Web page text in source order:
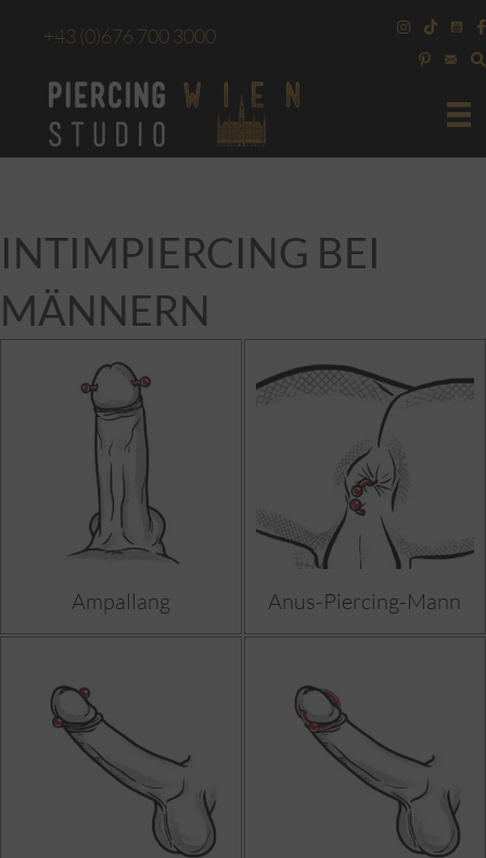
+43 (0)676 700 3000
INTIMPIERCING BEI
MÄNNERN
Ampallang Anus-Piercing-Mann